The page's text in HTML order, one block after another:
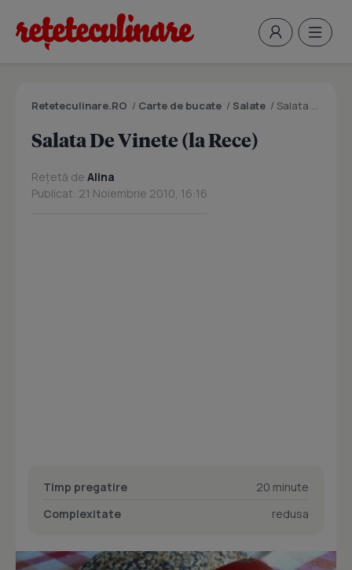
Reteteculinare.RO / Carte de bucate / Salate / Salata De Vinete (la Rece)
Salata De Vinete (la Rece)
Rețetă de Alina
Publicat: 21 Noiembrie 2010, 16:16
Timp pregatire
20 minute
Complexitate
redusa